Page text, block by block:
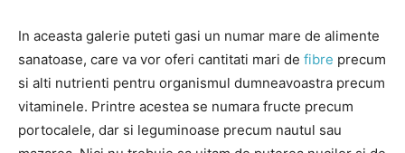
In aceasta galerie puteti gasi un numar mare de alimente
sanatoase, care va vor oferi cantitati mari de fibre precum
si alti nutrienti pentru organismul dumneavoastra precum
vitaminele. Printre acestea se numara fructe precum
portocalele, dar si leguminoase precum nautul sau